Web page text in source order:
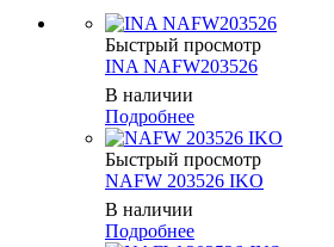
Быстрый просмотр
INA NAFW203526
В наличии
Подробнее
Быстрый просмотр
NAFW 203526 IKO
В наличии
Подробнее